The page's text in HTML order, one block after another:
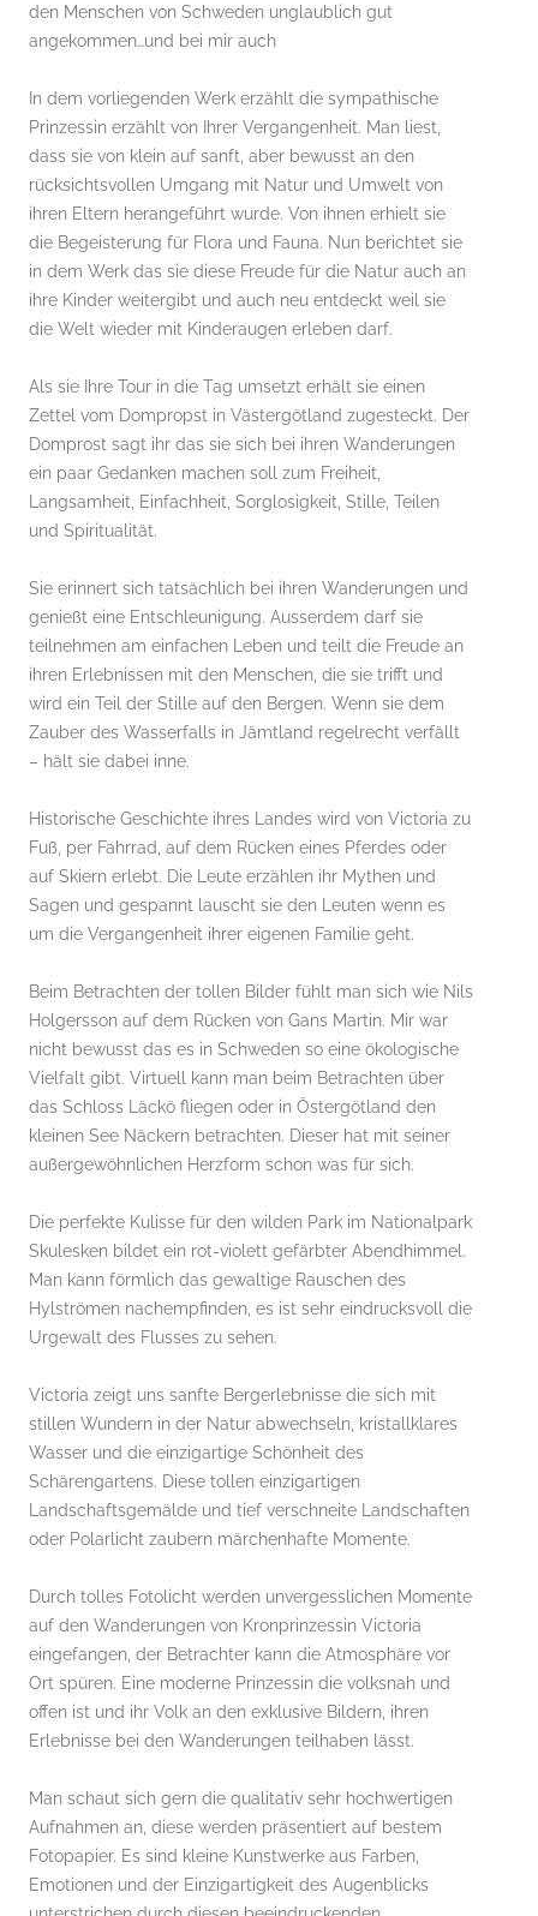
den Menschen von Schweden unglaublich gut
angekommen…und bei mir auch
In dem vorliegenden Werk erzählt die sympathische
Prinzessin erzählt von Ihrer Vergangenheit. Man liest,
dass sie von klein auf sanft, aber bewusst an den
rücksichtsvollen Umgang mit Natur und Umwelt von
ihren Eltern herangeführt wurde. Von ihnen erhielt sie
die Begeisterung für Flora und Fauna. Nun berichtet sie
in dem Werk das sie diese Freude für die Natur auch an
ihre Kinder weitergibt und auch neu entdeckt weil sie
die Welt wieder mit Kinderaugen erleben darf.
Als sie Ihre Tour in die Tag umsetzt erhält sie einen
Zettel vom Dompropst in Västergötland zugesteckt. Der
Domprost sagt ihr das sie sich bei ihren Wanderungen
ein paar Gedanken machen soll zum Freiheit,
Langsamheit, Einfachheit, Sorglosigkeit, Stille, Teilen
und Spiritualität.
Sie erinnert sich tatsächlich bei ihren Wanderungen und
genießt eine Entschleunigung. Ausserdem darf sie
teilnehmen am einfachen Leben und teilt die Freude an
ihren Erlebnissen mit den Menschen, die sie trifft und
wird ein Teil der Stille auf den Bergen. Wenn sie dem
Zauber des Wasserfalls in Jämtland regelrecht verfällt
– hält sie dabei inne.
Historische Geschichte ihres Landes wird von Victoria zu
Fuß, per Fahrrad, auf dem Rücken eines Pferdes oder
auf Skiern erlebt. Die Leute erzählen ihr Mythen und
Sagen und gespannt lauscht sie den Leuten wenn es
um die Vergangenheit ihrer eigenen Familie geht.
Beim Betrachten der tollen Bilder fühlt man sich wie Nils
Holgersson auf dem Rücken von Gans Martin. Mir war
nicht bewusst das es in Schweden so eine ökologische
Vielfalt gibt. Virtuell kann man beim Betrachten über
das Schloss Läckö fliegen oder in Östergötland den
kleinen See Näckern betrachten. Dieser hat mit seiner
außergewöhnlichen Herzform schon was für sich.
Die perfekte Kulisse für den wilden Park im Nationalpark
Skulesken bildet ein rot-violett gefärbter Abendhimmel.
Man kann förmlich das gewaltige Rauschen des
Hylströmen nachempfinden, es ist sehr eindrucksvoll die
Urgewalt des Flusses zu sehen.
Victoria zeigt uns sanfte Bergerlebnisse die sich mit
stillen Wundern in der Natur abwechseln, kristallklares
Wasser und die einzigartige Schönheit des
Schärengartens. Diese tollen einzigartigen
Landschaftsgemälde und tief verschneite Landschaften
oder Polarlicht zaubern märchenhafte Momente.
Durch tolles Fotolicht werden unvergesslichen Momente
auf den Wanderungen von Kronprinzessin Victoria
eingefangen, der Betrachter kann die Atmosphäre vor
Ort spüren. Eine moderne Prinzessin die volksnah und
offen ist und ihr Volk an den exklusive Bildern, ihren
Erlebnisse bei den Wanderungen teilhaben lässt.
Man schaut sich gern die qualitativ sehr hochwertigen
Aufnahmen an, diese werden präsentiert auf bestem
Fotopapier. Es sind kleine Kunstwerke aus Farben,
Emotionen und der Einzigartigkeit des Augenblicks